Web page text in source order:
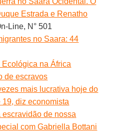
Estrada e Renatho
Line, N° 501
no Saara: 44
na África
de escravos
mais lucrativa hoje do
diz economista
de nossa
com Gabriella Bottani